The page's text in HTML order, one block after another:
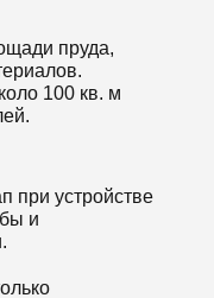
пруда,
100 кв. м
при устройстве
и